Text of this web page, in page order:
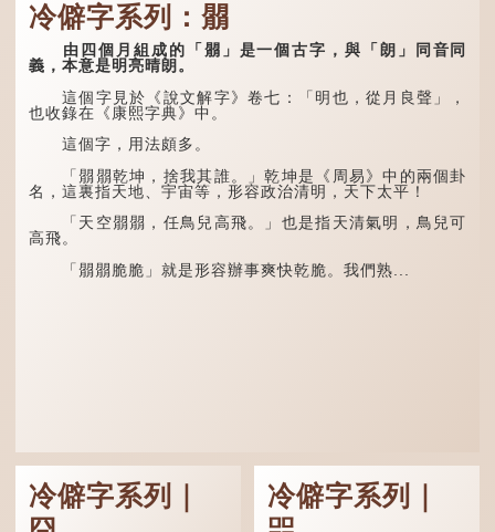
清·徐珂《清稗類鈔．
盜賊類．掱手》記載：「滬
人呼翦綹賊曰掱手，猶言扒
手也，亦曰癟三碼子。」
其中「翦綹」即剪斷他
人衣帶以竊取錢物，是小偷
的舊稱。而「掱手」也就是
手多多，擅自拿別人東西的
意思了...
「叒」（音：若）原是
稱。 《說文解字·叒部》：
「叒，日初出東方湯谷所登
冷僻字系列：朤
由四個月組成的「朤」是一個古字，與「朗」同音同
義，本意是明亮晴朗。
這個字見於《說文解字》卷七：「明也，從月良聲」，
也收錄在《康熙字典》中。
這個字，用法頗多。
「朤朤乾坤，捨我其誰。」乾坤是《周易》中的兩個卦
名，這裏指天地、宇宙等，形容政治清明，天下太平！
「天空朤朤，任鳥兒高飛。」也是指天清氣明，鳥兒可
高飛。
「朤朤脆脆」就是形容辦事爽快乾脆。我們熟...
冷僻字系列｜
冷僻字系列｜